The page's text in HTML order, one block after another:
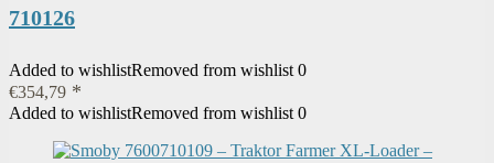
710126
Added to wishlistRemoved from wishlist 0
€354,79
Added to wishlistRemoved from wishlist 0